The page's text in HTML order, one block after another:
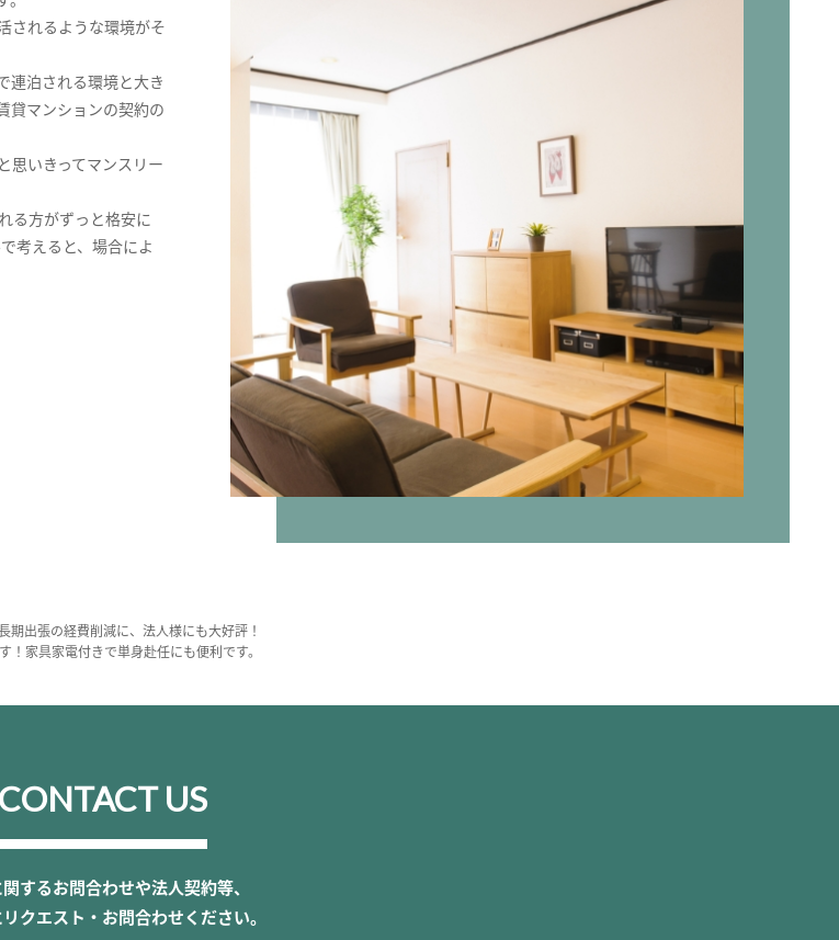
されるような環境がそ
連泊される環境と大き
貸マンションの契約の
思いきってマンスリー
る方がずっと格安に
考えると、場合によ
出張の経費削減に、法人様にも大好評！
家具家電付きで単身赴任にも便利です。
CONTACT US
するお問合わせや法人契約等、
クエスト・お問合わせください。